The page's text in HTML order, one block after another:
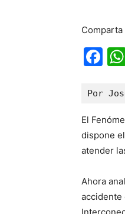
Por
El
dispone
atender
Ahora
accidente